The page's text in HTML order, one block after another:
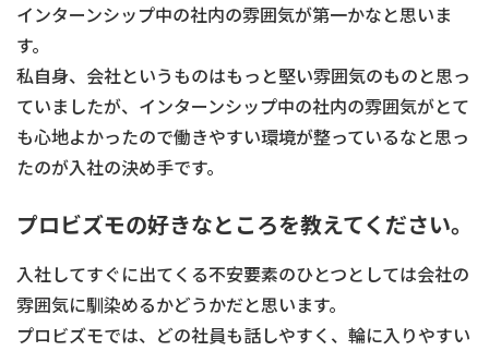
インターンシップ中の社内の雰囲気が第一かなと思いま
す。
私自身、会社というものはもっと堅い雰囲気のものと思っ
ていましたが、インターンシップ中の社内の雰囲気がとて
も心地よかったので働きやすい環境が整っているなと思っ
たのが入社の決め手です。
プロビズモの好きなところを教えてください。
入社してすぐに出てくる不安要素のひとつとしては会社の
雰囲気に馴染めるかどうかだと思います。
プロビズモでは、どの社員も話しやすく、輪に入りやすい